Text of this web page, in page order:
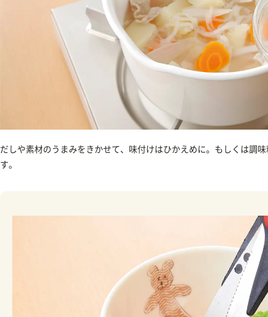
だしや素材のうまみをきかせて、味付けはひかえめに。もしくは調
す。